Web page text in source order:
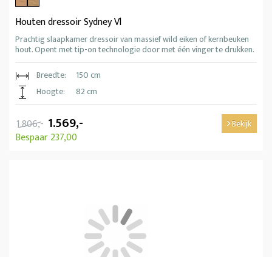
Houten dressoir Sydney Vl
Prachtig slaapkamer dressoir van massief wild eiken of kernbeuken
hout. Opent met tip-on technologie door met één vinger te drukken.
Breedte:
150 cm
Hoogte:
82 cm
1.806,- 1.569,-
Bespaar 237,00
Bekijk